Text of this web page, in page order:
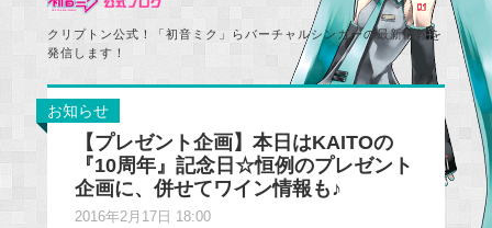
クリプトン公式！「初音ミク」らバーチャルシンガーの最新情報を
発信します！
お知らせ
【プレゼント企画】本日はKAITOの
『10周年』記念日☆恒例のプレゼント
企画に、併せてワイン情報も♪
2016年2月17日 18:00